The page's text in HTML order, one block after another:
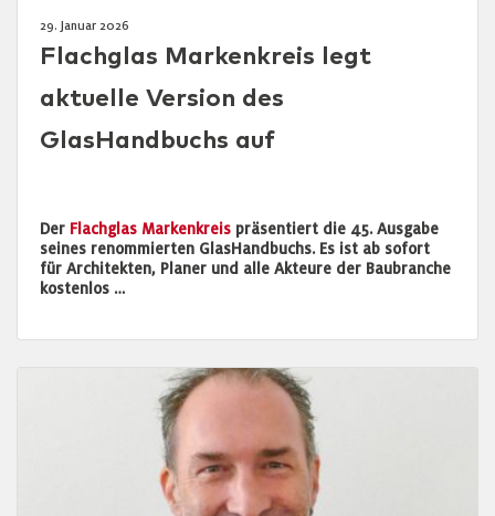
29. Januar 2026
Flachglas Markenkreis legt
aktuelle Version des
GlasHandbuchs auf
Der Flachglas Markenkreis präsentiert die 45. Ausgabe
seines renommierten GlasHandbuchs. Es ist ab sofort
für Architekten, Planer und alle Akteure der Baubranche
kostenlos …